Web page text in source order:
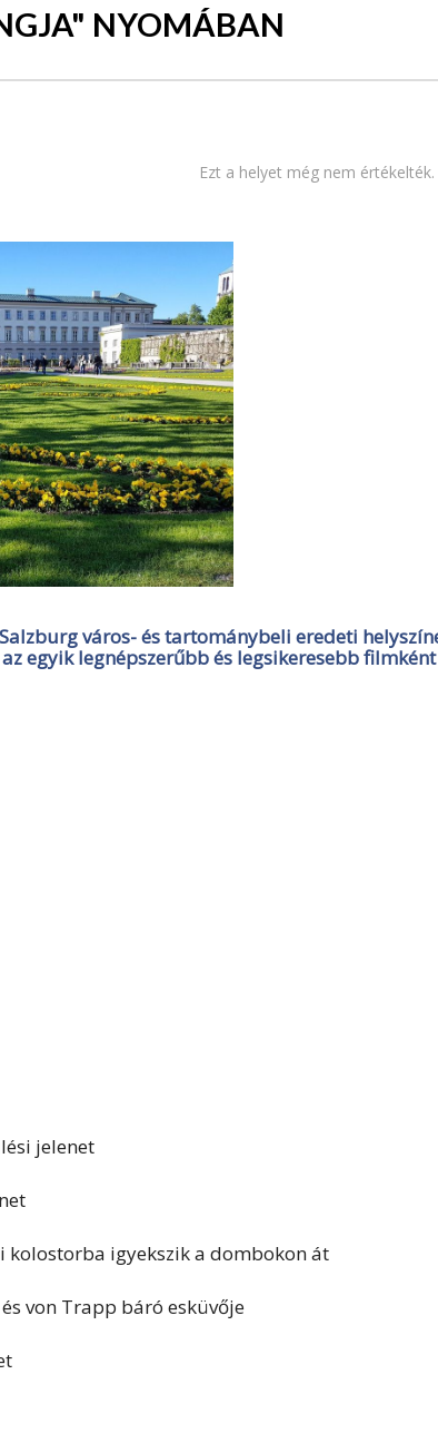
NYOMÁBAN
Ezt a helyet még nem
város- és tartománybeli eredeti
egyik legnépszerűbb és legsikeresebb
jelenet
kolostorba igyekszik a dombokon át
von Trapp báró esküvője